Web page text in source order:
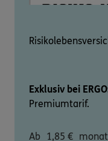
Exklusiv bei
Premiumtarif.
Ab 1,85 €